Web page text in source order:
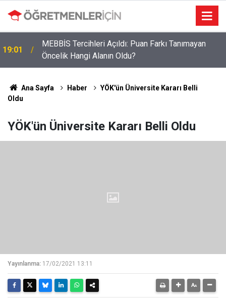
MEBBİS Tercihleri Açıldı: Puan Farkı Tanımayan
Öncelik Hangi Alanın Oldu?
09:03
Öğretmenlere Müjdeli Haber: Bu 12 İlde Norm
Kadro Tıkanıklığı Yaşanmayacak
Ana Sayfa Haber
YÖK'ün Üniversite Kararı Belli
Oldu
YÖK'ün Üniversite Kararı Belli Oldu
Yayınlanma: 17/02/2021 13:11